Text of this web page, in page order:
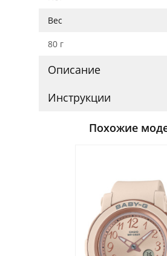
Вес
80 г
Описание
Инструкции
Похожие